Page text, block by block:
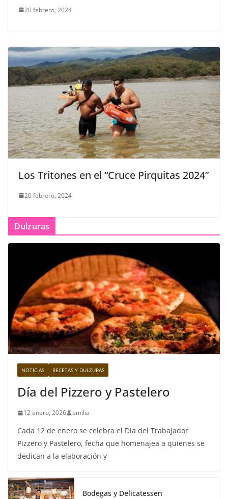
20 febrero, 2024
Los Tritones en el “Cruce Pirquitas 2024”
20 febrero, 2024
Dulzuras
NOTICIAS RECETAS Y DULZURAS
Día del Pizzero y Pastelero
12 enero, 2026 emilia
Cada 12 de enero se celebra el Dia del Trabajador
Pizzero y Pastelero, fecha que homenajea a quienes se
dedican a la elaboración y
Bodegas y Delicatessen